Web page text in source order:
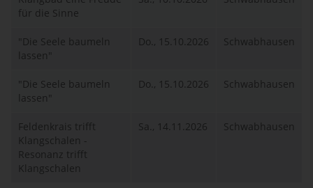
für die Sinne
"Die Seele baumeln
lassen"
Do., 15.10.2026 Schwabhausen
"Die Seele baumeln
lassen"
Do., 15.10.2026 Schwabhausen
Feldenkrais trifft
Klangschalen -
Resonanz trifft
Klangschalen
Sa., 14.11.2026 Schwabhausen